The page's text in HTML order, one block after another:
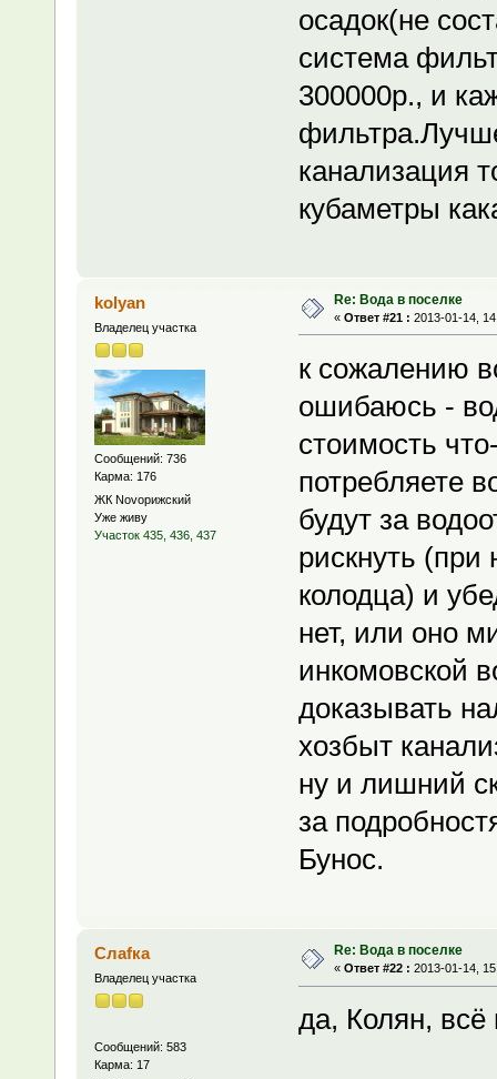
осадок(не
система
300000р., и
канализация
кубаметры
kolyan
Владелец участка
Сообщений: 736
Карма: 176
ЖК Novoрижский
Уже живу
Участок 435, 436, 437
Re: Вода в поселке
« Ответ #21 : 2013-01-14,
к сожалению
ошибаюсь -
стоимость
потребляете
будут за
рискнуть
колодца) и
нет, или оно
инкомовской
доказывать
хозбыт
ну и лишний
за
Бунос.
Слаfка
Владелец участка
Сообщений: 583
Карма: 17
Re: Вода в поселке
« Ответ #22 : 2013-01-14,
да, Колян, всё